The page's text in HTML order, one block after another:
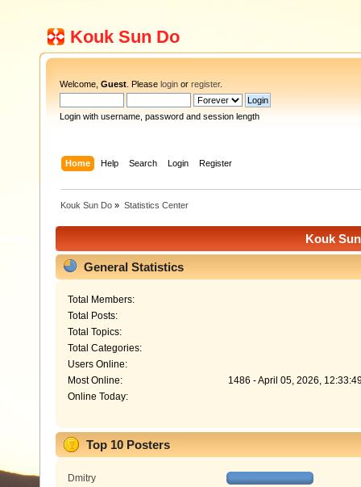
Kouk Sun Do
Welcome, Guest . Please login or register.
Login with username, password and session length
Home Help Search Login Register
Kouk Sun Do » Statistics Center
Kouk
General Statistics
Total Members:
Total Posts:
Total Topics:
Total Categories:
Users Online:
Most Online:
1486 - April 05, 2026,
Online Today:
Top 10 Posters
Dmitry